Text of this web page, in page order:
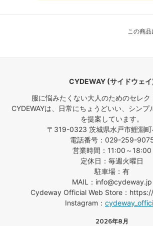
この商
CYDEWAY (サイドウェ
服に悩みたくない大人のためのセレク
CYDEWAYは、日常にちょうどいい、シンプ
を提案しています。
〒319-0323 茨城県水戸市鯉淵
電話番号：029-259-
営業時間：11:00～18:00
定休日：毎週火曜日
駐車場：有
MAIL：info@cydeway.jp
Cydeway Official Web Store：
Instagram：
2026年8月